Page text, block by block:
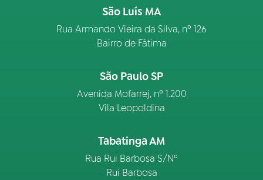
São Luís MA
Rua Armando Vieira da Silva, nº 126
Bairro de Fátima
São Paulo SP
Avenida Mofarrej, nº 1.200
Vila Leopoldina
Tabatinga AM
Rua Rui Barbosa S/Nº
Rui Barbosa